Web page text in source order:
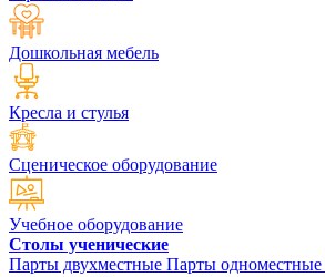
Дошкольная мебель
Кресла и стулья
Сценическое оборудование
Учебное оборудование
Столы ученические
Парты двухместные Парты одноместные